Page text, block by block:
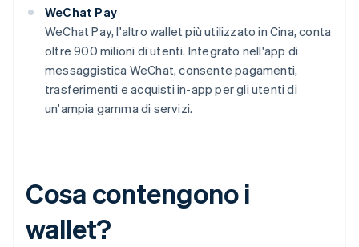
WeChat Pay
WeChat Pay, l'altro wallet più utilizzato in Cina, conta
oltre 900 milioni di utenti. Integrato nell'app di
messaggistica WeChat, consente pagamenti,
trasferimenti e acquisti in-app per gli utenti di
un'ampia gamma di servizi.
Cosa contengono i
wallet?